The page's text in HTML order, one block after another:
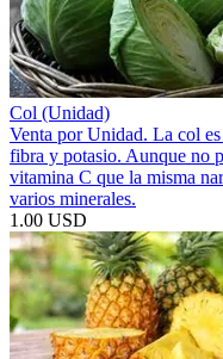
Col (Unidad)
Venta por Unidad. La col
fibra y potasio. Aunque no
vitamina C que la misma
varios minerales.
1.00 USD